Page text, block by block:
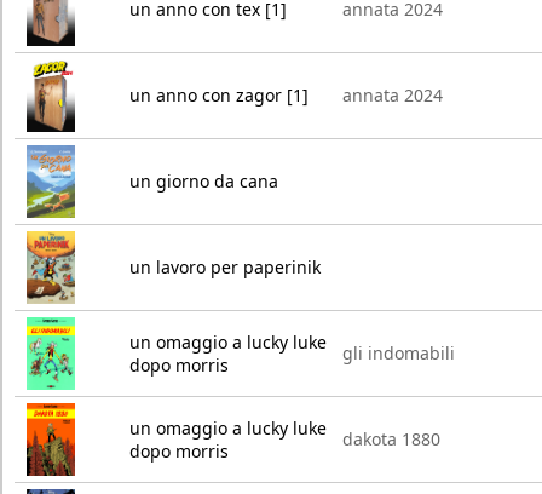
un anno con tex [1] annata 2024
un anno con zagor [1] annata 2024
un giorno da cana
un lavoro per paperinik
un omaggio a lucky luke
dopo morris
gli indomabili
un omaggio a lucky luke
dopo morris
dakota 1880